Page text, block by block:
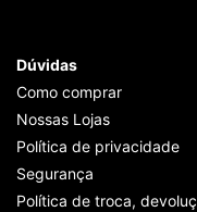
Dúvidas
Como comprar
Nossas Lojas
Política de privacidade
Segurança
Política de troca,